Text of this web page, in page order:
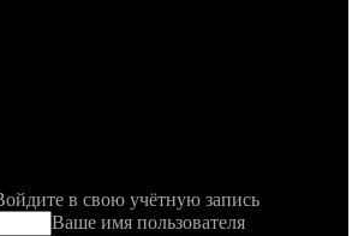
в свою учётную запись
Ваше имя пользователя